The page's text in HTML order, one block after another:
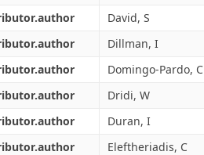
David, S
Dillman, I
Domingo-Pardo, C
Dridi, W
Duran, I
Eleftheriadis, C